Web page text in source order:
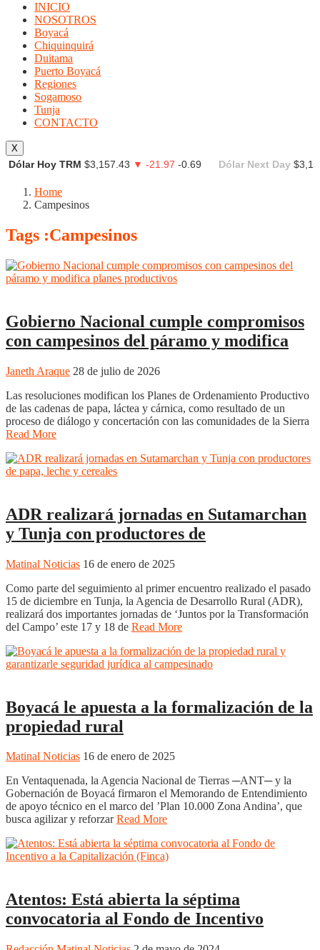
INICIO
NOSOTROS
Boyacá
Chiquinquirá
Duitama
Puerto Boyacá
Regiones
Sogamoso
Tunja
CONTACTO
X
Dólar Hoy TRM $3,157.43 ▼ -21.97 -0.69 Dólar Next Day
Home
Campesinos
Tags :Campesinos
Gobierno Nacional cumple compromisos
con campesinos del páramo y modifica
Janeth Araque 28 de julio de 2026
Las resoluciones modifican los Planes de Ordenamiento Productivo
de las cadenas de papa, láctea y cárnica, como resultado de un
proceso de diálogo y concertación con las comunidades de la Sierra
Read More
ADR realizará jornadas en Sutamarchan
y Tunja con productores de
Matinal Noticias 16 de enero de 2025
Como parte del seguimiento al primer encuentro realizado el pasado
15 de diciembre en Tunja, la Agencia de Desarrollo Rural (ADR),
realizará dos importantes jornadas de ‘Juntos por la Transformación
del Campo’ este 17 y 18 de Read More
Boyacá le apuesta a la formalización de la
propiedad rural
Matinal Noticias 16 de enero de 2025
En Ventaquenada, la Agencia Nacional de Tierras ─ANT─ y la
Gobernación de Boyacá firmaron el Memorando de Entendimiento
de apoyo técnico en el marco del ’Plan 10.000 Zona Andina’, que
busca agilizar y reforzarRead More
Atentos: Está abierta la séptima
convocatoria al Fondo de Incentivo